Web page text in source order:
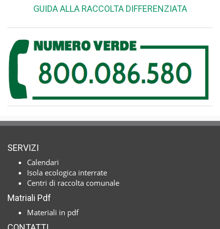
GUIDA ALLA RACCOLTA DIFFERENZIATA
SERVIZI
Calendari
Isola ecologica interrate
Centri di raccolta comunale
Matriali Pdf
Materiali in pdf